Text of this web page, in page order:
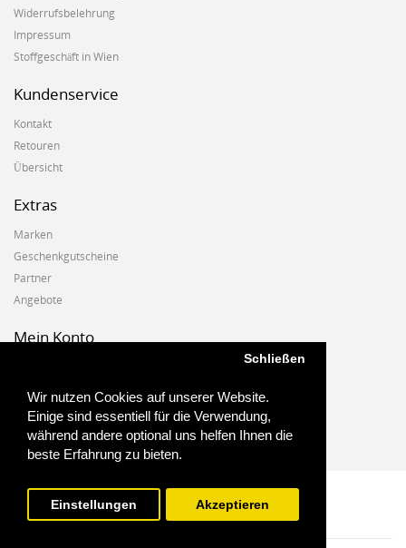
Wir nutzen Cookies auf unserer Website.
Einige sind essentiell für die Verwendung,
während andere optional uns helfen Ihnen die
beste Erfahrung zu bieten.
Schließen
Einstellungen Akzeptieren
Widerrufsbelehrung
Impressum
Stoffgeschäft in Wien
Kundenservice
Kontakt
Retouren
Übersicht
Extras
Marken
Geschenkgutscheine
Partner
Angebote
Mein Konto
Auftragshistorie
Wunschzettel
Newsletter
Biostoffe.at - 2025